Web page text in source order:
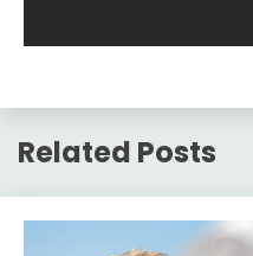
Related Posts